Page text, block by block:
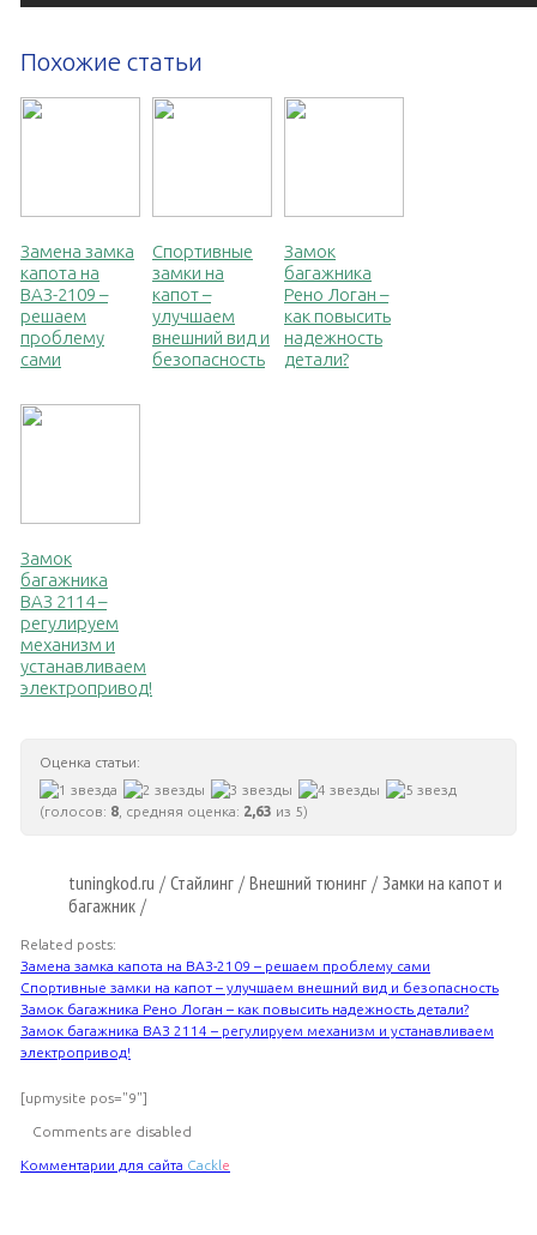
Похожие статьи
Замена замка
капота на
ВАЗ-2109 –
решаем
проблему
сами
Спортивные
замки на
капот –
улучшаем
внешний вид и
безопасность
Замок
багажника
Рено Логан –
как повысить
надежность
детали?
Замок
багажника
ВАЗ 2114 –
регулируем
механизм и
устанавливаем
электропривод!
Оценка статьи:
(голосов: 8 , средняя оценка: 2,63 из 5)
tuningkod.ru / Стайлинг / Внешний тюнинг / Замки на капот и
багажник /
Related posts:
Замена замка капота на ВАЗ-2109 – решаем проблему сами
Спортивные замки на капот – улучшаем внешний вид и безопасность
Замок багажника Рено Логан – как повысить надежность детали?
Замок багажника ВАЗ 2114 – регулируем механизм и устанавливаем
электропривод!
[upmysite pos="9"]
Comments are disabled
Комментарии для сайта Cackle